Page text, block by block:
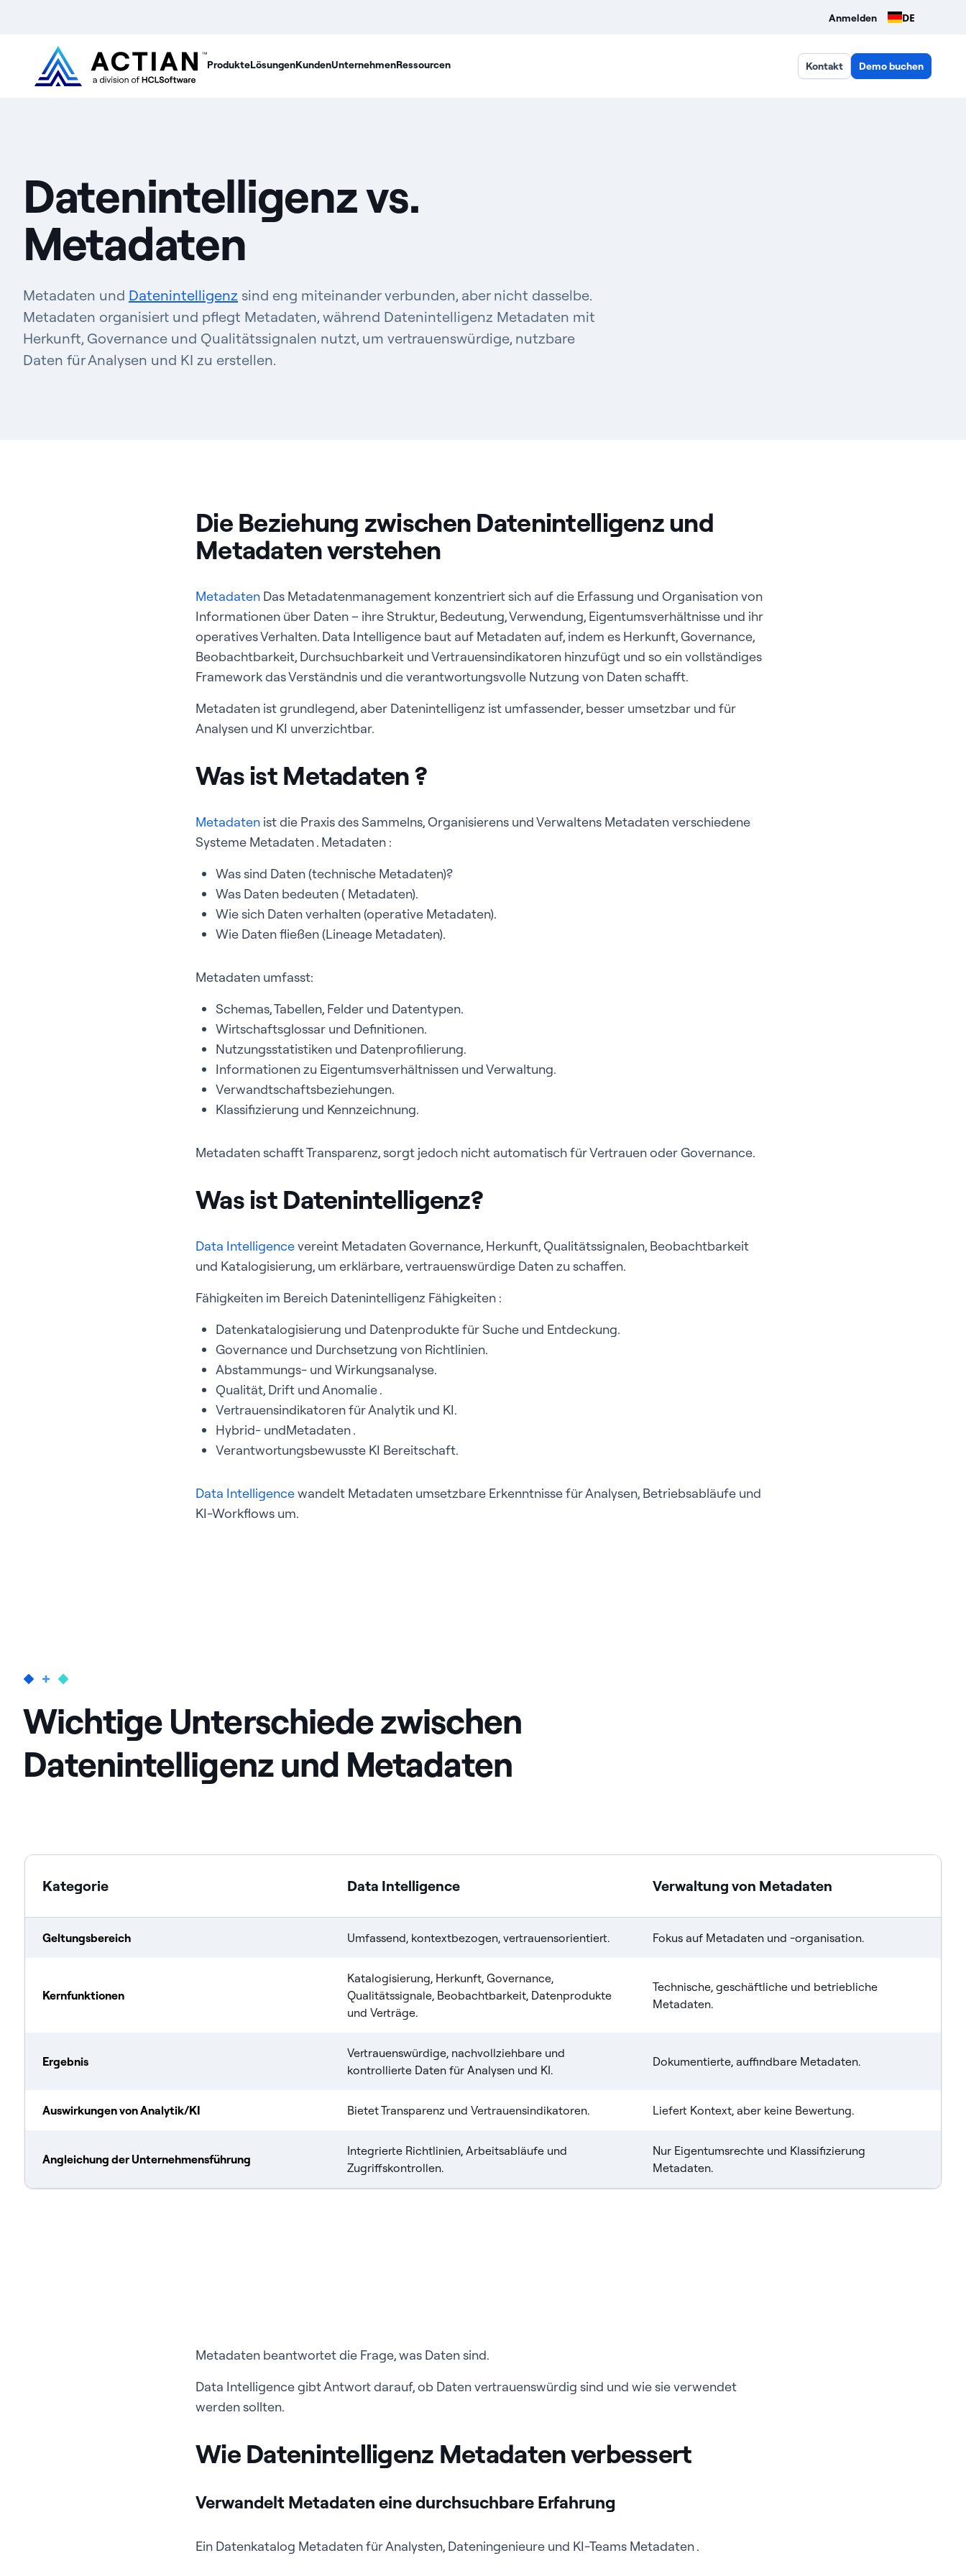
Anmelden DE
ProdukteLösungenKundenUnternehmenRessourcen Kontakt Demo buchen
Datenintelligenz vs.
Metadaten
Metadaten und Datenintelligenz sind eng miteinander verbunden, aber nicht dasselbe.
Metadaten organisiert und pflegt Metadaten, während Datenintelligenz Metadaten mit
Herkunft, Governance und Qualitätssignalen nutzt, um vertrauenswürdige, nutzbare
Daten für Analysen und KI zu erstellen.
Die Beziehung zwischen Datenintelligenz und
Metadaten verstehen
Metadaten Das Metadatenmanagement konzentriert sich auf die Erfassung und Organisation von
Informationen über Daten – ihre Struktur, Bedeutung, Verwendung, Eigentumsverhältnisse und ihr
operatives Verhalten. Data Intelligence baut auf Metadaten auf, indem es Herkunft, Governance,
Beobachtbarkeit, Durchsuchbarkeit und Vertrauensindikatoren hinzufügt und so ein vollständiges
Framework das Verständnis und die verantwortungsvolle Nutzung von Daten schafft.
Metadaten ist grundlegend, aber Datenintelligenz ist umfassender, besser umsetzbar und für
Analysen und KI unverzichtbar.
Was ist Metadaten ?
Metadaten ist die Praxis des Sammelns, Organisierens und Verwaltens Metadaten verschiedene
Systeme Metadaten . Metadaten :
Was sind Daten (technische Metadaten)?
Was Daten bedeuten ( Metadaten).
Wie sich Daten verhalten (operative Metadaten).
Wie Daten fließen (Lineage Metadaten).
Metadaten umfasst:
Schemas, Tabellen, Felder und Datentypen.
Wirtschaftsglossar und Definitionen.
Nutzungsstatistiken und Datenprofilierung.
Informationen zu Eigentumsverhältnissen und Verwaltung.
Verwandtschaftsbeziehungen.
Klassifizierung und Kennzeichnung.
Metadaten schafft Transparenz, sorgt jedoch nicht automatisch für Vertrauen oder Governance.
Was ist Datenintelligenz?
Data Intelligencevereint Metadaten Governance, Herkunft, Qualitätssignalen, Beobachtbarkeit
und Katalogisierung, um erklärbare, vertrauenswürdige Daten zu schaffen.
Fähigkeiten im Bereich Datenintelligenz Fähigkeiten :
Datenkatalogisierung und Datenprodukte für Suche und Entdeckung.
Governance und Durchsetzung von Richtlinien.
Abstammungs- und Wirkungsanalyse.
Qualität, Drift und Anomalie .
Vertrauensindikatoren für Analytik und KI.
Hybrid- undMetadaten .
Verantwortungsbewusste KI Bereitschaft.
Data Intelligencewandelt Metadaten umsetzbare Erkenntnisse für Analysen, Betriebsabläufe und
KI-Workflows um.
Wichtige Unterschiede zwischen
Datenintelligenz und Metadaten
Kategorie Data Intelligence Verwaltung von Metadaten
Geltungsbereich Umfassend, kontextbezogen, vertrauensorientiert. Fokus auf Metadaten und -organisation.
Kernfunktionen
Katalogisierung, Herkunft, Governance,
Qualitätssignale, Beobachtbarkeit, Datenprodukte
und Verträge.
Technische, geschäftliche und betriebliche
Metadaten.
Ergebnis
Vertrauenswürdige, nachvollziehbare und
kontrollierte Daten für Analysen und KI.
Dokumentierte, auffindbare Metadaten.
Auswirkungen von Analytik/KI Bietet Transparenz und Vertrauensindikatoren. Liefert Kontext, aber keine Bewertung.
Angleichung der Unternehmensführung
Integrierte Richtlinien, Arbeitsabläufe und
Zugriffskontrollen.
Nur Eigentumsrechte und Klassifizierung
Metadaten.
Metadaten beantwortet die Frage, was Daten sind.
Data Intelligence gibt Antwort darauf, ob Daten vertrauenswürdig sind und wie sie verwendet
werden sollten.
Wie Datenintelligenz Metadaten verbessert
Verwandelt Metadaten eine durchsuchbare Erfahrung
Ein Datenkatalog Metadaten für Analysten, Dateningenieure und KI-Teams Metadaten .